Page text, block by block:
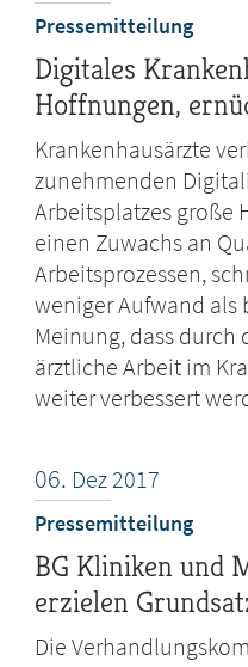
Pressemitteilung
Digitales
Hoffnungen,
Krankenhausärzte
zunehmenden
Arbeitsplatzes große
einen Zuwachs an
Arbeitsprozessen,
weniger Aufwand als
Meinung, dass
ärztliche Arbeit im
weiter verbessert
06. Dez2017
Pressemitteilung
BG Kliniken und
erzielen
Die